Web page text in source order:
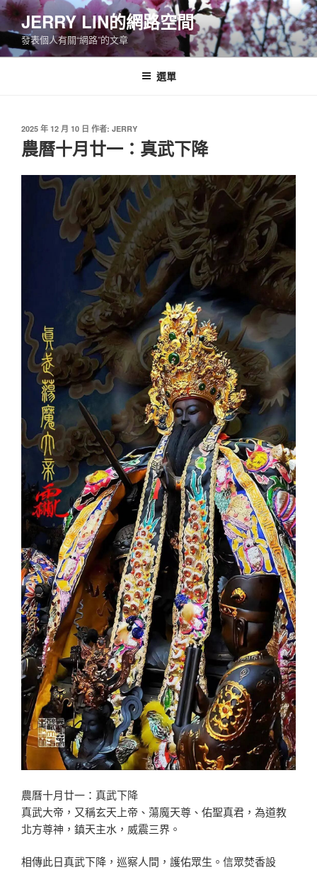
跳
至
主
要
JERRY LIN的網路空間
發表個人有關“網路”的文章
選單
發
佈
於
2025 年 12 月 10 日 作者: JERRY
農曆十月廿一：真武下降
農曆十月廿一：真武下降
真武大帝，又稱玄天上帝、蕩魔天尊、佑聖真君，為道教
北方尊神，鎮天主水，威震三界。
相傳此日真武下降，巡察人間，護佑眾生。信眾焚香設